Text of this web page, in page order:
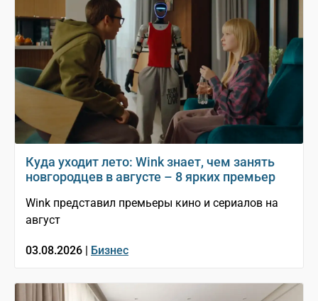
Куда уходит лето: Wink знает, чем занять
новгородцев в августе – 8 ярких премьер
Wink представил премьеры кино и сериалов на
август
03.08.2026 | Бизнес